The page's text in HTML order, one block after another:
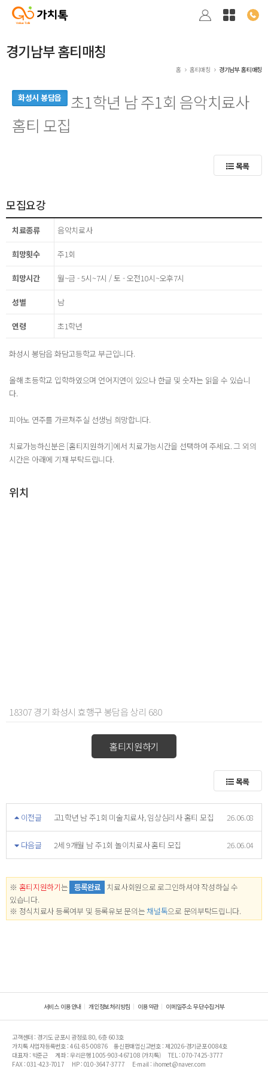
경기남부 홈티매칭
홈 홈티매칭 경기남부 홈티매칭
화성시 봉담읍
초1학년 남 주1회 음악치료사
홈티 모집
목록
모집요강
치료종류 음악치료사
희망횟수 주1회
희망시간 월~금 - 5시~7시 / 토 - 오전10시~오후7시
성별 남
연령 초1학년
화성시 봉담읍 화담고등학교 부근입니다.
올해 초등학교 입학하였으며 언어지연이 있으나 한글 및 숫자는 읽을 수 있습니
다.
피아노 연주를 가르쳐주실 선생님 희망합니다.
치료가능하신분은 [홈티지원하기]에서 치료가능시간을 선택하여 주세요. 그 외의
시간은 아래에 기재 부탁드립니다.
위치
18307 경기 화성시 효행구 봉담읍 상리 680
홈티지원하기
목록
이전글 고1학년 남 주1회 미술치료사, 임상심리사 홈티 모집 26.06.08
다음글 2세 9개월 남 주1회 놀이치료사 홈티 모집 26.06.04
※ 홈티지원하기는 등록완료 치료사회원으로 로그인하셔야 작성하실 수
있습니다.
※ 정식치료사 등록여부 및 등록유보 문의는 채널톡으로 문의부탁드립니다.
서비스 이용안내 개인정보처리방침 이용약관 이메일주소 무단수집거부
고객센터 : 경기도 군포시 광정로 80, 6층 603호
가치톡 사업자등록번호 : 461-85-00876
통신판매업신고번호 : 제2026-경기군포-0084호
대표자 : 박준근
계좌 : 우리은행 1005-903-467108 (가치톡)
TEL : 070-7425-3777
FAX : 031-423-7017
HP : 010-3647-3777 E-mail : ihomet@naver.com